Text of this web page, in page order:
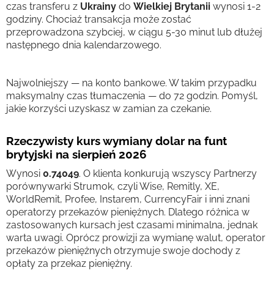
czas transferu z Ukrainy do Wielkiej Brytanii wynosi 1-2
godziny. Chociaż transakcja może zostać
przeprowadzona szybciej, w ciągu 5-30 minut lub dłużej
następnego dnia kalendarzowego.
Najwolniejszy — na konto bankowe. W takim przypadku
maksymalny czas tłumaczenia — do 72 godzin. Pomyśl,
jakie korzyści uzyskasz w zamian za czekanie.
Rzeczywisty kurs wymiany dolar na funt
brytyjski na sierpień 2026
Wynosi 0.74049. O klienta konkurują wszyscy Partnerzy
porównywarki Strumok, czyli Wise, Remitly, XE,
WorldRemit, Profee, Instarem, CurrencyFair i inni znani
operatorzy przekazów pieniężnych. Dlatego różnica w
zastosowanych kursach jest czasami minimalna, jednak
warta uwagi. Oprócz prowizji za wymianę walut, operator
przekazów pieniężnych otrzymuje swoje dochody z
opłaty za przekaz pieniężny.